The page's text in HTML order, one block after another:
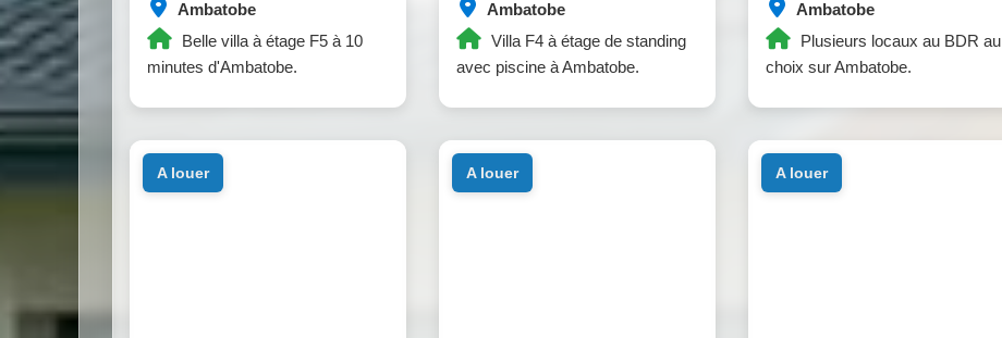
Ambatobe
Belle villa à étage F5 à 10
minutes d'Ambatobe.
Ambatobe
Villa F4 à étage de standing
avec piscine à Ambatobe.
Ambatobe
Plusieurs locaux au BDR au
choix sur Ambatobe.
a louer a louer a louer